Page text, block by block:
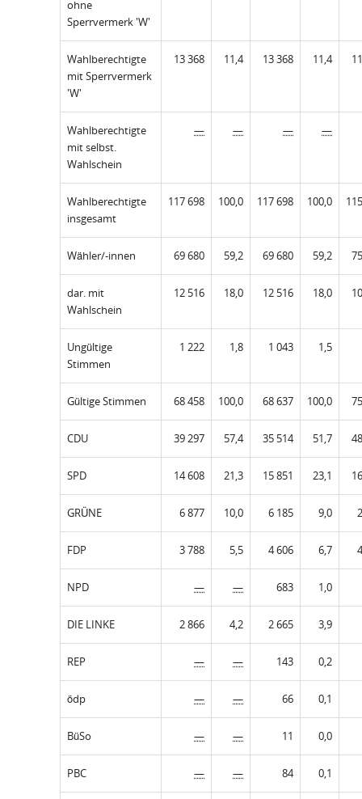
ohne
Sperrvermerk 'W'
Wahlberechtigte
mit Sperrvermerk
'W'
13 368 11,4 13 368 11,4
Wahlberechtigte
mit selbst.
Wahlschein
— — — —
Wahlberechtigte
insgesamt
117 698 100,0 117 698 100,0
Wähler/-innen 69 680 59,2 69 680 59,2
dar. mit
Wahlschein
12 516 18,0 12 516 18,0
Ungültige
Stimmen
1 222 1,8 1 043 1,5
Gültige Stimmen 68 458 100,0 68 637 100,0
CDU 39 297 57,4 35 514 51,7
SPD 14 608 21,3 15 851 23,1
GRÜNE 6 877 10,0 6 185 9,0
FDP 3 788 5,5 4 606 6,7
NPD — — 683 1,0
DIE LINKE 2 866 4,2 2 665 3,9
REP — — 143 0,2
ödp — — 66 0,1
BüSo — — 11 0,0
PBC — — 84 0,1